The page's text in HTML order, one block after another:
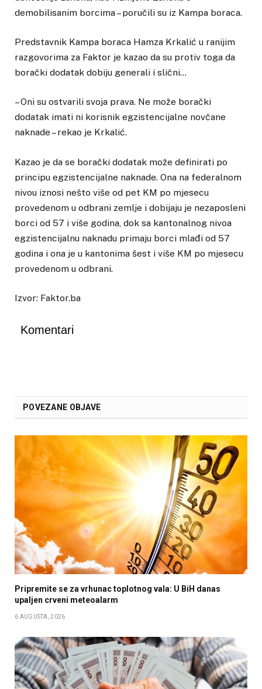
demobilisanim borcima – poručili su iz Kampa boraca.
Predstavnik Kampa boraca Hamza Krkalić u ranijim
razgovorima za Faktor je kazao da su protiv toga da
borački dodatak dobiju generali i slični…
– Oni su ostvarili svoja prava. Ne može borački
dodatak imati ni korisnik egzistencijalne novčane
naknade – rekao je Krkalić.
Kazao je da se borački dodatak može definirati po
principu egzistencijalne naknade. Ona na federalnom
nivou iznosi nešto više od pet KM po mjesecu
provedenom u odbrani zemlje i dobijaju je nezaposleni
borci od 57 i više godina, dok sa kantonalnog nivoa
egzistencijalnu naknadu primaju borci mlađi od 57
godina i ona je u kantonima šest i više KM po mjesecu
provedenom u odbrani.
Izvor: Faktor.ba
Komentari
POVEZANE OBJAVE
Pripremite se za vrhunac toplotnog vala: U BiH danas
upaljen crveni meteoalarm
6 AUGUSTA, 2026